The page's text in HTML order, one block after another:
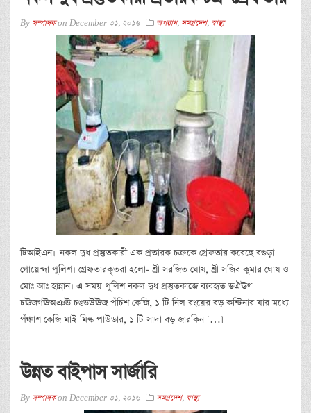
By সম্পাদকon December 31, 2016 অপরাধ, সমগ্রদেশ, স্বাস্থ্য
টিআইএন॥ নকল দুধ প্রস্তুতকারী এক প্রতারক চক্রকে গ্রেফতার করেছে বগুড়া
গোয়েন্দা পুলিশ। গ্রেফতারকৃতরা হলো- শ্রী সরজিত ঘোষ, শ্রী সজিব কুমার ঘোষ ও
মোঃ আঃ হান্নান। এ সময় পুলিশ নকল দুধ প্রস্তুতকাজে ব্যবহৃত ডঐঊণ
চঊজগঊঅঞঊ চঙডউঊজ পঁচিশ কেজি, ১ টি নিল রংয়ের বড় কন্টিনার যার মধ্যে
পঁঞ্চাশ কেজি মাই মিল্ক পাউডার, ১ টি সাদা বড় জারকিন […]
উন্নত বাইপাস সার্জারি
By সম্পাদকon December 31, 2016 সমগ্রদেশ, স্বাস্থ্য